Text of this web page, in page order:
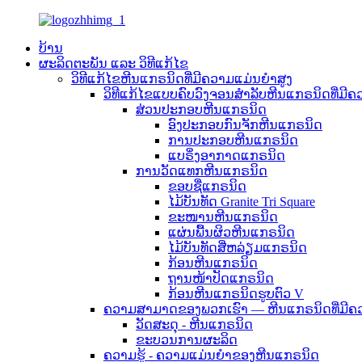
ບ້ານ
ຜະລິດຕະພັນ ແລະ ວິທີແກ້ໄຂ
ວິທີແກ້ໄຂຫີນແກຣນິດທີ່ມີຄວາມແມ່ນຍຳສູງ
ວິທີແກ້ໄຂແບບຄົບວົງຈອນສຳລັບຫີນແກຣນິດທີ່ມີຄ
ສ່ວນປະກອບຫີນແກຣນິດ
ອົງປະກອບກົນຈັກຫີນແກຣນິດ
ການປະກອບຫີນແກຣນິດ
ແບຣິ່ງອາກາດແກຣນິດ
ການວັດແທກຫີນແກຣນິດ
ຂອບຊື່ແກຣນິດ
ໄມ້ບັນທັດ Granite Tri Square
ຂະໜານຫີນແກຣນິດ
ແຜ່ນພື້ນຜິວຫີນແກຣນິດ
ໄມ້ບັນທັດສີ່ຫລ່ຽມແກຣນິດ
ກ້ອນຫີນແກຣນິດ
ຖານໜ້າປັດແກຣນິດ
ກ້ອນຫີນແກຣນິດຮູບຕົວ V
ຄວາມສາມາດຂອງພວກເຮົາ — ຫີນແກຣນິດທີ່ມີຄ
ວັດສະດຸ - ຫີນແກຣນິດ
ຂະບວນການຜະລິດ
ຄວາມຮູ້ - ຄວາມແມ່ນຍໍາຂອງຫີນແກຣນິດ